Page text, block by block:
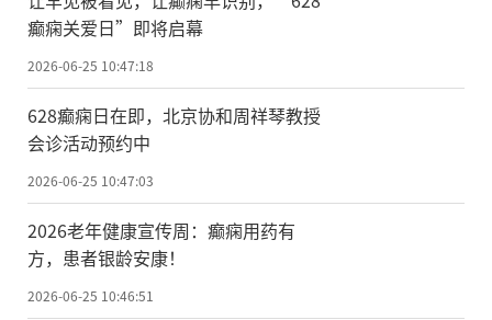
癫痫关爱日”即将启幕
2026-06-25 10:47:18
628癫痫日在即，北京协和周祥琴教授
会诊活动预约中
2026-06-25 10:47:03
2026老年健康宣传周：癫痫用药有
方，患者银龄安康！
2026-06-25 10:46:51